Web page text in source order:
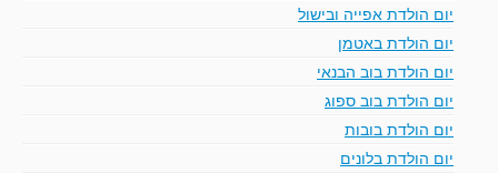
יום הולדת אפייה ובישול
יום הולדת באטמן
יום הולדת בוב הבנאי
יום הולדת בוב ספוג
יום הולדת בובות
יום הולדת בלונים